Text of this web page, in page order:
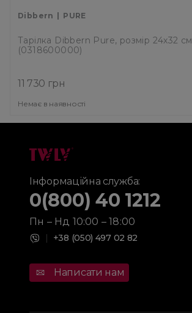
Dibbern PURE
Тарілка Dibbern Pure, розмір 24х32 см
(0318600000)
11 730 грн
Немає в наявності
Інформаційна служба:
0(800) 40 1212
Пн – Нд 10:00 – 18:00
| +38 (050) 497 02 82
Написати нам